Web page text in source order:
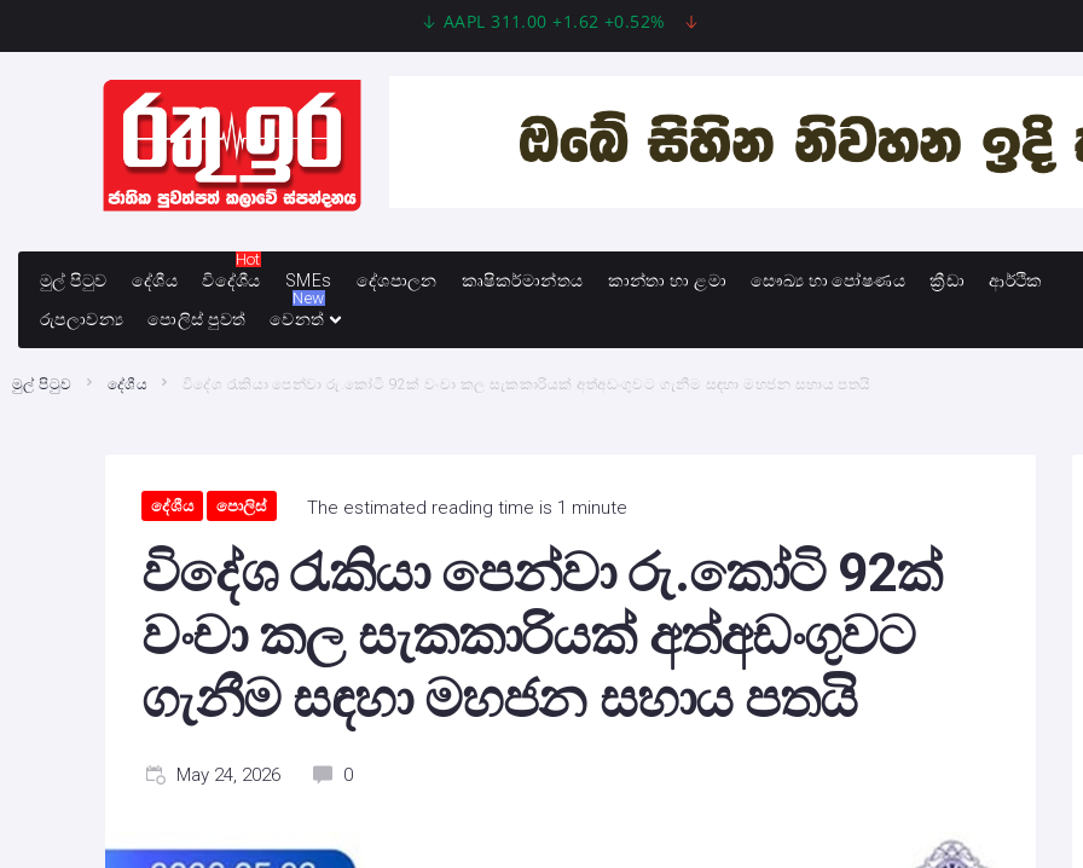
AAPL 311.00 +1.62 +0.52% MSFT 487.46 -5.35 -1.09%
මුල් පිටුව දේශීය විදේශීය
Hot
SMEs
දේශපාලන කෘෂිකර්මාන්තය කාන්තා හා ළමා සෞඛ්‍ය හා පෝෂණය ක්‍රීඩා
ආර්ථික
රුපලාවන්‍ය
පොලිස් පුවත් වෙනත්
New
මුල් පිටුව දේශීය විදේශ රැකියා පෙන්වා රු.කෝටි 92ක් වංචා කල සැකකාරියක් අත්අඩංගුවට ගැනීම සඳහා මහජන සහාය පතයි
දේශීය පොලිස් The estimated reading time is 1 minute
විදේශ රැකියා පෙන්වා රු.කෝටි 92ක්
වංචා කල සැකකාරියක් අත්අඩංගුවට
ගැනීම සඳහා මහජන සහාය පතයි
May 24, 2026 0